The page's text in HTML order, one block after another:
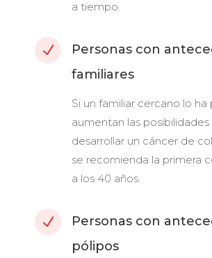
a tiempo.
N
Personas con
familiares
Si un familiar cercano lo ha
aumentan las posibilidades
desarrollar un cáncer de
se recomienda la primera
a los 40 años.
N
Personas con
pólipos